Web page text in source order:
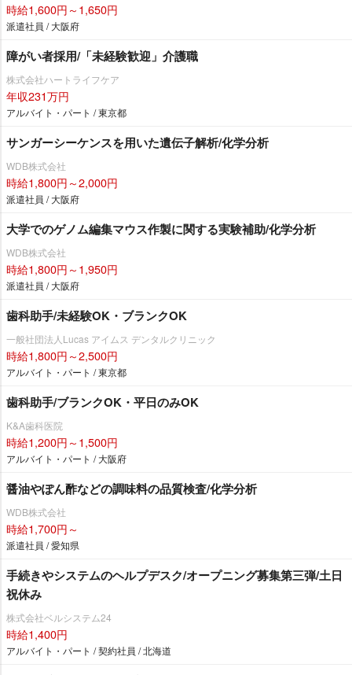
時給1,600円～1,650円
派遣社員 / 大阪府
障がい者採用/「未経験歓迎」介護職
株式会社ハートライフケア
年収231万円
アルバイト・パート / 東京都
サンガーシーケンスを用いた遺伝子解析/化学分析
WDB株式会社
時給1,800円～2,000円
派遣社員 / 大阪府
大学でのゲノム編集マウス作製に関する実験補助/化学分析
WDB株式会社
時給1,800円～1,950円
派遣社員 / 大阪府
歯科助手/未経験OK・ブランクOK
一般社団法人Lucas アイムス デンタルクリニック
時給1,800円～2,500円
アルバイト・パート / 東京都
歯科助手/ブランクOK・平日のみOK
K&A歯科医院
時給1,200円～1,500円
アルバイト・パート / 大阪府
醤油やぽん酢などの調味料の品質検査/化学分析
WDB株式会社
時給1,700円～
派遣社員 / 愛知県
手続きやシステムのヘルプデスク/オープニング募集第三弾/土日
祝休み
株式会社ベルシステム24
時給1,400円
アルバイト・パート / 契約社員 / 北海道